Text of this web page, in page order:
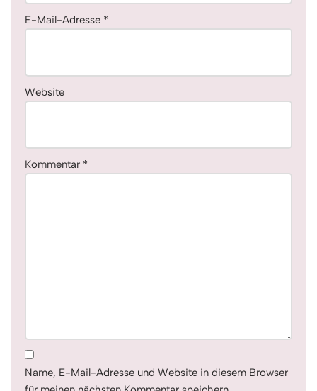
E-Mail-Adresse *
Website
Kommentar *
Name, E-Mail-Adresse und Website in diesem Browser